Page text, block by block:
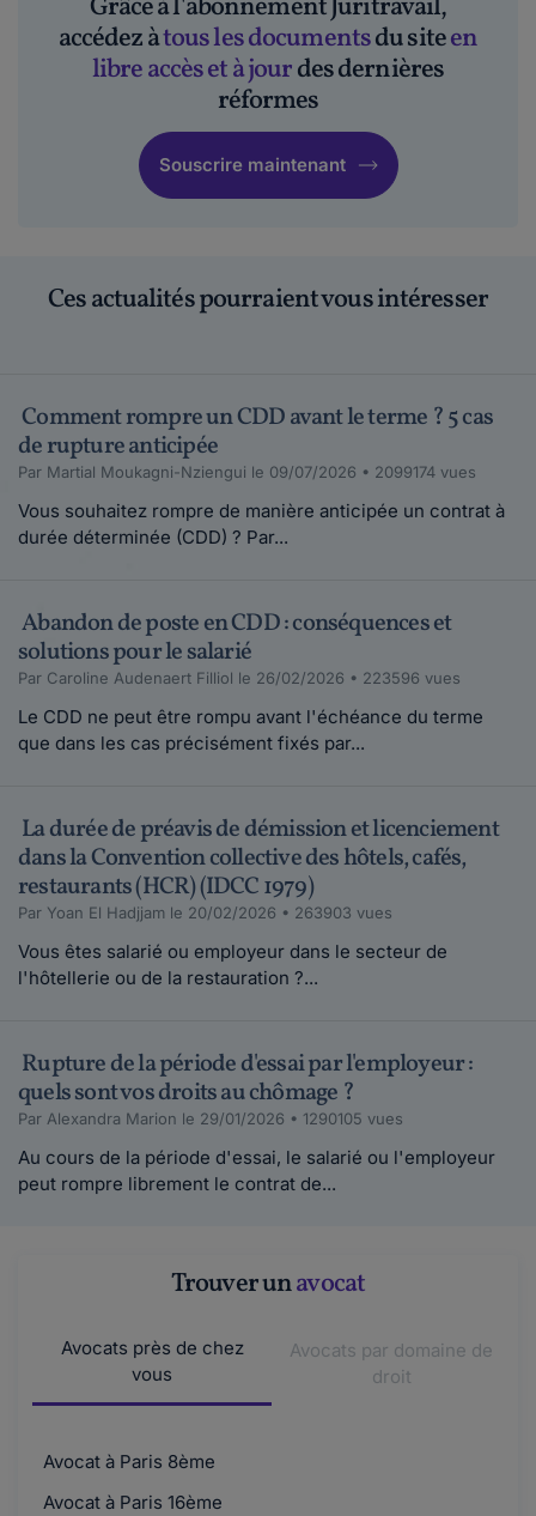
Grâce à l'abonnement Juritravail,
accédez àtous les documentsdu siteen
libre accès et à jourdes dernières
réformes
Souscrire maintenant
Ces actualités pourraient vous intéresser
Comment rompre un CDD avant le terme ? 5 cas
de rupture anticipée
Par Martial Moukagni-Nziengui le 09/07/2026 • 2099174 vues
Vous souhaitez rompre de manière anticipée un contrat à
durée déterminée (CDD) ? Par...
Abandon de poste en CDD : conséquences et
solutions pour le salarié
Par Caroline Audenaert Filliol le 26/02/2026 • 223596 vues
Le CDD ne peut être rompu avant l'échéance du terme
que dans les cas précisément fixés par...
La durée de préavis de démission et licenciement
dans la Convention collective des hôtels, cafés,
restaurants (HCR) (IDCC 1979)
Par Yoan El Hadjjam le 20/02/2026 • 263903 vues
Vous êtes salarié ou employeur dans le secteur de
l'hôtellerie ou de la restauration ?...
Rupture de la période d'essai par l'employeur :
quels sont vos droits au chômage ?
Par Alexandra Marion le 29/01/2026 • 1290105 vues
Au cours de la période d'essai, le salarié ou l'employeur
peut rompre librement le contrat de...
Trouver unavocat
Avocats près de chez
vous
Avocats par domaine de
droit
Avocat à Paris 8ème
Avocat à Paris 16ème